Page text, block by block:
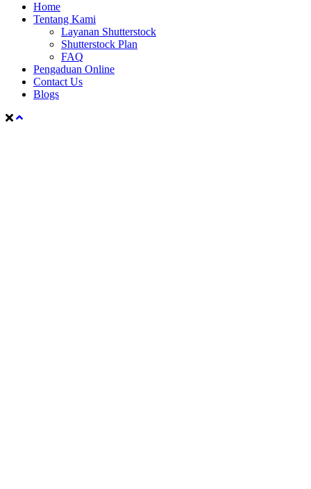
Home
Tentang Kami
Layanan Shutterstock
Shutterstock Plan
FAQ
Pengaduan Online
Contact Us
Blogs